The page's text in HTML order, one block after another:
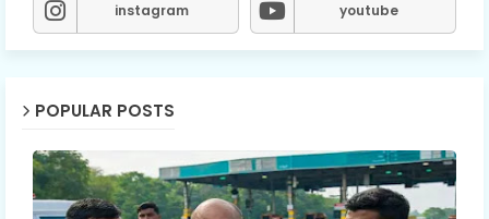
instagram youtube
POPULAR POSTS